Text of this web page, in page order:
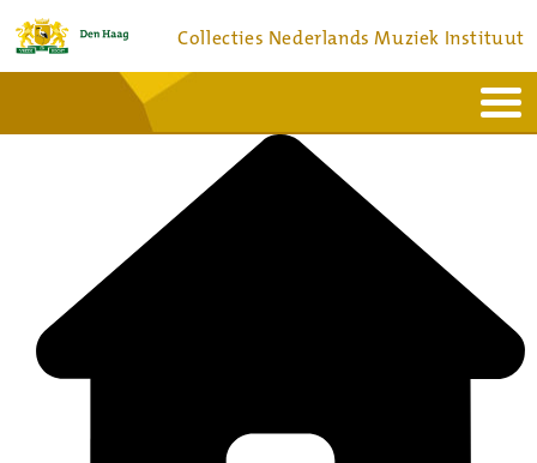
Collecties Nederlands Muziek Instituut
Bronnen en collecties